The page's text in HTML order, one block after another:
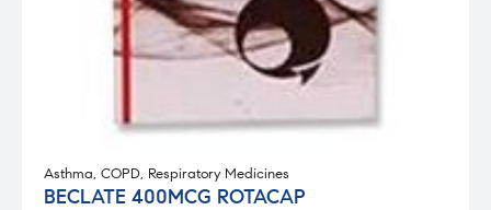
Asthma, COPD, Respiratory Medicines
BECLATE 400MCG ROTACAP